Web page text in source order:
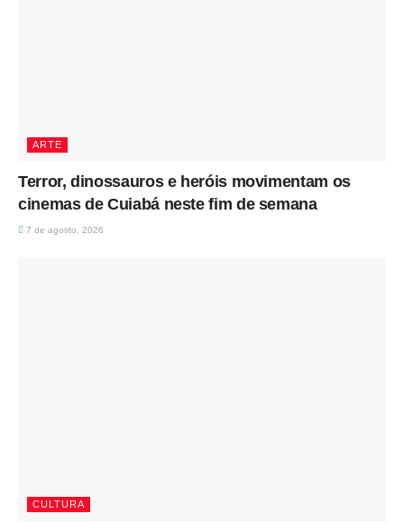
ARTE
Terror, dinossauros e heróis movimentam os
cinemas de Cuiabá neste fim de semana
7 de agosto, 2026
CULTURA